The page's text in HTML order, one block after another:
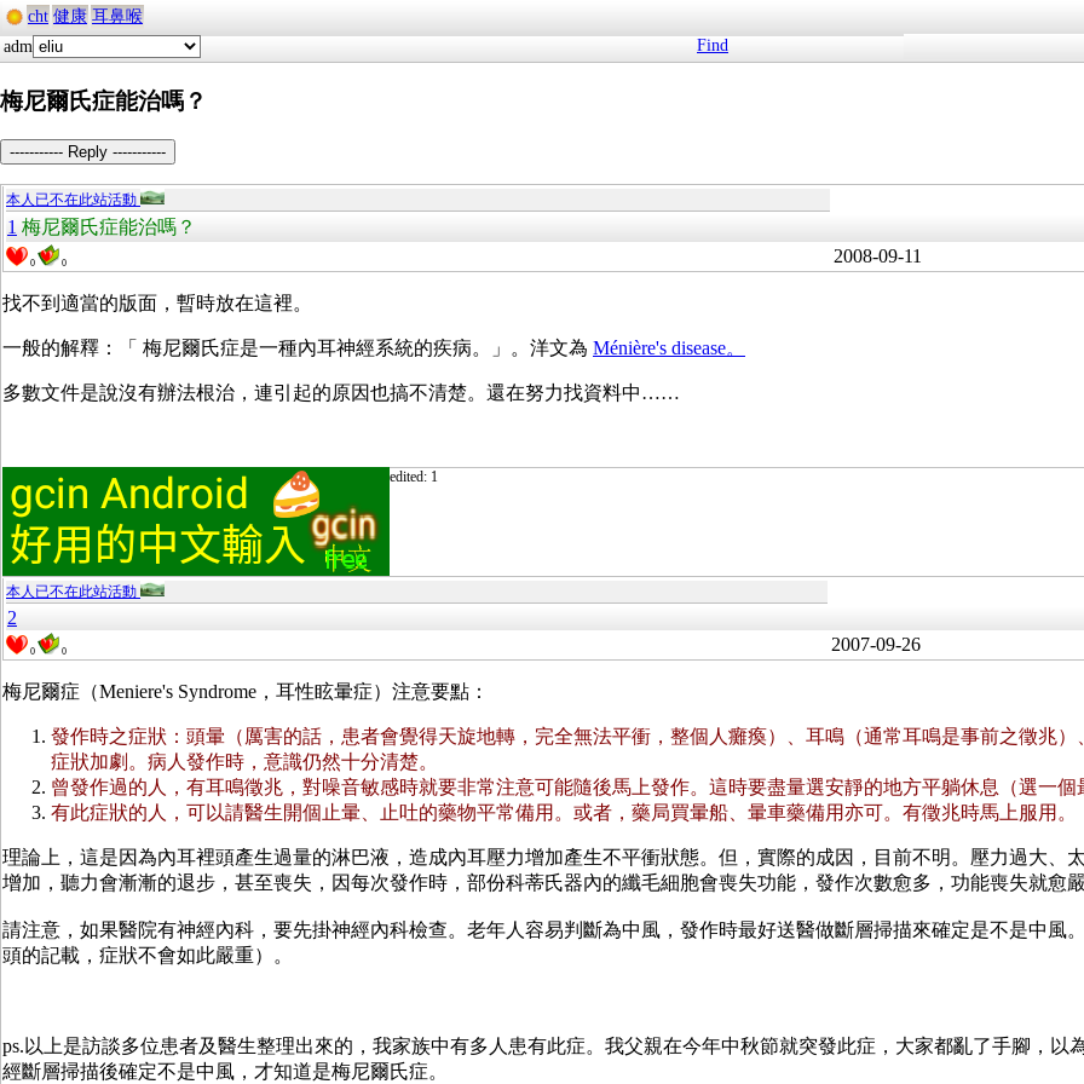
cht 健康 耳鼻喉
adm
Find
梅尼爾氏症能治嗎？
----------- Reply -----------
本人已不在此站活動
1 梅尼爾氏症能治嗎？
0 0 2008-09-11
找不到適當的版面，暫時放在這裡。
一般的解釋：「 梅尼爾氏症是一種內耳神經系統的疾病。」。洋文為 Ménière's disease。
多數文件是說沒有辦法根治，連引起的原因也搞不清楚。還在努力找資料中……
edited: 1
本人已不在此站活動
2
0 0 2007-09-26
梅尼爾症（Meniere's Syndrome，耳性眩暈症）注意要點：
發作時之症狀：頭暈（厲害的話，患者會覺得天旋地轉，完全無法平衝，整個人癱瘓）、耳鳴（通常耳鳴是事前之徵兆
症狀加劇。病人發作時，意識仍然十分清楚。
曾發作過的人，有耳鳴徵兆，對噪音敏感時就要非常注意可能隨後馬上發作。這時要盡量選安靜的地方平躺休息（選一個
有此症狀的人，可以請醫生開個止暈、止吐的藥物平常備用。或者，藥局買暈船、暈車藥備用亦可。有徵兆時馬上服用。
理論上，這是因為內耳裡頭產生過量的淋巴液，造成內耳壓力增加產生不平衝狀態。但，實際的成因，目前不明。壓力過大
增加，聽力會漸漸的退步，甚至喪失，因每次發作時，部份科蒂氏器內的纖毛細胞會喪失功能，發作次數愈多，功能喪失就愈嚴
請注意，如果醫院有神經內科，要先掛神經內科檢查。老年人容易判斷為中風，發作時最好送醫做斷層掃描來確定是不是中風
頭的記載，症狀不會如此嚴重）。
ps.以上是訪談多位患者及醫生整理出來的，我家族中有多人患有此症。我父親在今年中秋節就突發此症，大家都亂了手腳，
經斷層掃描後確定不是中風，才知道是梅尼爾氏症。